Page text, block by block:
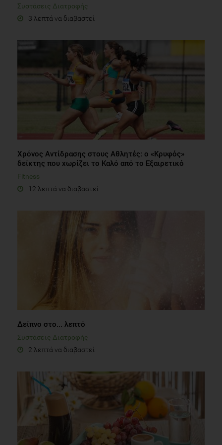
Συστάσεις Διατροφής
3 λεπτά να διαβαστεί
Χρόνος Αντίδρασης στους Αθλητές: ο «Κρυφός»
δείκτης που χωρίζει το Καλό από το Εξαιρετικό
Fitness
12 λεπτά να διαβαστεί
Δείπνο στο... λεπτό
Συστάσεις Διατροφής
2 λεπτά να διαβαστεί